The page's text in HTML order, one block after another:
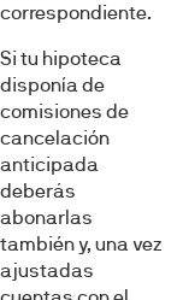
correspondiente.
Si tu hipoteca
disponía de
comisiones de
cancelación
anticipada
deberás
abonarlas
también y, una vez
ajustadas